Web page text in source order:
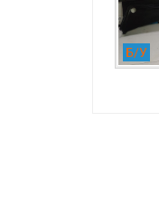
Б/У